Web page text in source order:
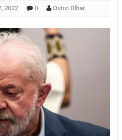
2022 0 Outro Olhar